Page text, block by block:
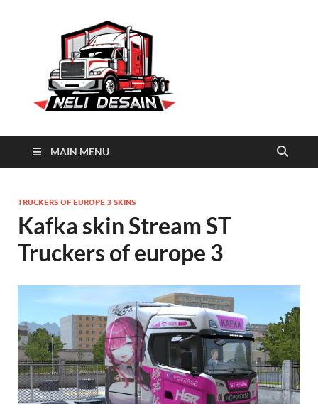
MAIN MENU
TRUCKERS OF EUROPE 3 SKINS
Kafka skin Stream ST
Truckers of europe 3